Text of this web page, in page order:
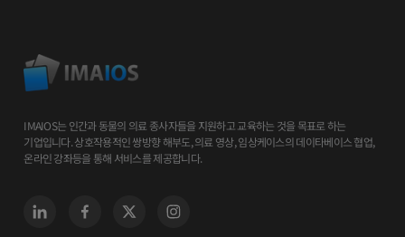
IMAIOS는 인간과 동물의 의료 종사자들을 지원하고 교육하는 것을 목표로 하는
기업입니다. 상호작용적인 쌍방향 해부도, 의료 영상, 임상케이스의 데이타베이스 협업,
온라인 강좌등을 통해 서비스를 제공합니다.